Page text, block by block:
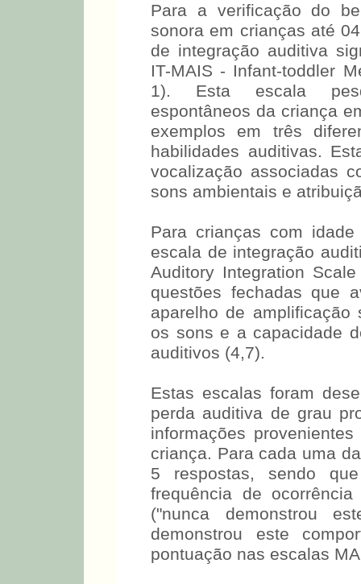
Para a verificação do
sonora em crianças até
de integração auditiva
IT-MAIS - Infant-toddler
1). Esta escala
espontâneos da criança
exemplos em três
habilidades auditivas.
vocalização associadas
sons ambientais e
Para crianças com
escala de integração
Auditory Integration
questões fechadas que
aparelho de
os sons e a capacidade
auditivos (4,7).
Estas escalas foram
perda auditiva de grau
informações
criança. Para cada uma
5 respostas, sendo
frequência de
("nunca demonstrou
demonstrou este
pontuação nas escalas